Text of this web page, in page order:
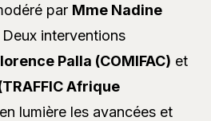
par Mme Nadine
Deux interventions
Palla (COMIFAC) et
Afrique
lumière les avancées et